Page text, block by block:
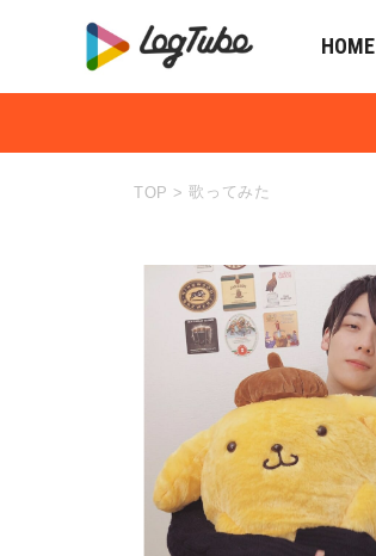
HOME
TOP > 歌ってみた